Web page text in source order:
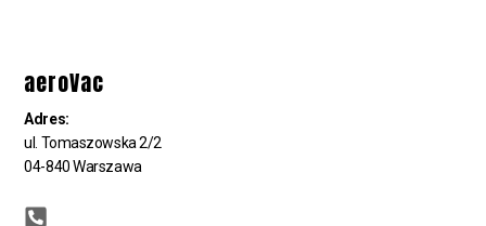
aeroVac
Adres:
ul. Tomaszowska 2/2
04-840 Warszawa